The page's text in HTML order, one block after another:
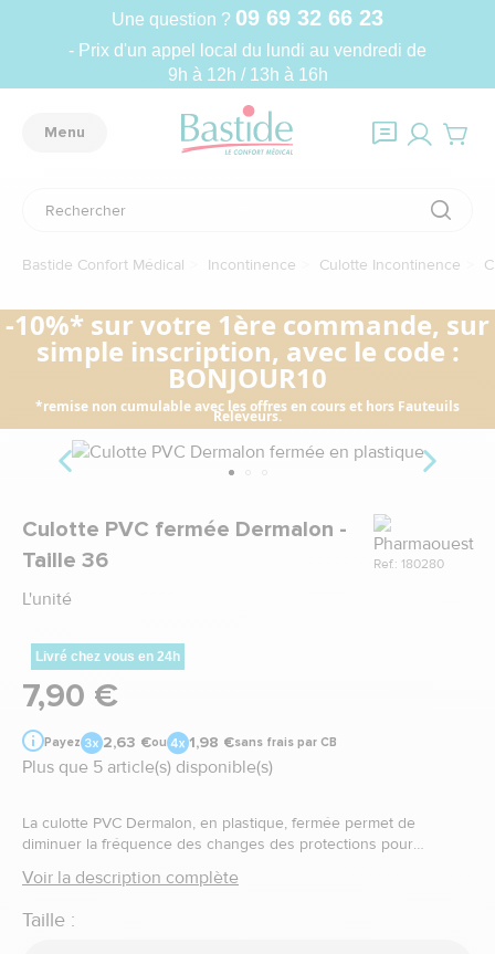
Une question ? 09 69 32 66 23
- Prix d'un appel local du lundi au vendredi de
9h à 12h / 13h à 16h
Menu
Bastide Confort Médical Incontinence Culotte Incontinence
-10%* sur votre 1ère commande, sur
simple inscription, avec le code :
BONJOUR10
*remise non cumulable avec les offres en cours et hors Fauteuils
Releveurs.
Culotte PVC fermée Dermalon -
Taille 36
L'unité
Marque
Ref.: 180280
Livré chez vous en 24h
7,90 €
Payez 2,63 €ou 1,98 €sans frais par CB
Plus que 5 article(s) disponible(s)
La culotte PVC Dermalon, en plastique, fermée permet de
diminuer la fréquence des changes des protections pour
Voir la description complète
Taille :